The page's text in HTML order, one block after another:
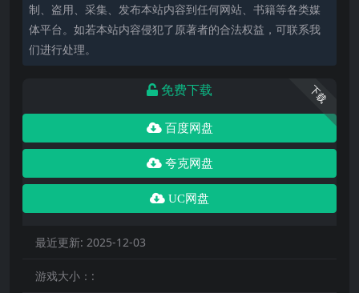
制、盗用、采集、发布本站内容到任何网站、书籍等各类媒
体平台。如若本站内容侵犯了原著者的合法权益，可联系我
们进行处理。
下载
免费下载
百度网盘
夸克网盘
UC网盘
最近更新: 2025-12-03
游戏大小：: